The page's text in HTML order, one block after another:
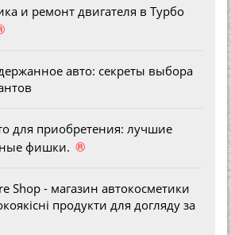
и ремонт двигателя в Турбо
авто: секреты выбора
для приобретения: лучшие
фишки. ®
Shop - магазин автокосметики
продукти для догляду за